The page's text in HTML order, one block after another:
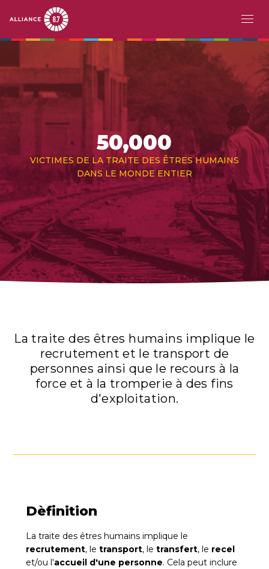
contenu
principal
MAIN
NAVIGATION
LE DÉFI
APERÇU
ESCLAVAGE MODERNE
TRAITE DES ÊTRES HUMAINS
TRAVAIL DES ENFANTS
PAYS PIONNIERS
ACTION
HISTOIRES
ÉVÉNEMENTS
50,000
VICTIMES DE LA TRAITE DES ÊTRES HUMAINS
DANS LE MONDE ENTIER
La traite des êtres humains implique le
recrutement et le transport de
personnes ainsi que le recours à la
force et à la tromperie à des fins
d'exploitation.
Dèfinition
La traite des êtres humains implique le
recrutement, le transport, le transfert, le recel
et/ou l'accueil d'une personne. Cela peut inclure